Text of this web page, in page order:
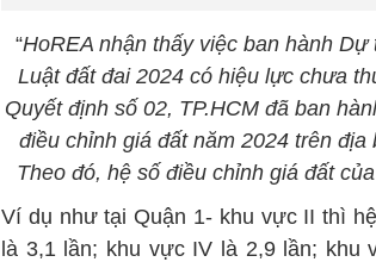
“HoREA nhận thấy việc ban hành
Luật đất đai 2024 có hiệu lực chưa
Quyết định số 02, TP.HCM đã ban
điều chỉnh giá đất năm 2024 trên
Theo đó, hệ số điều chỉnh giá đất
Ví dụ như tại Quận 1- khu vực II thì
là 3,1 lần; khu vực IV là 2,9 lần;